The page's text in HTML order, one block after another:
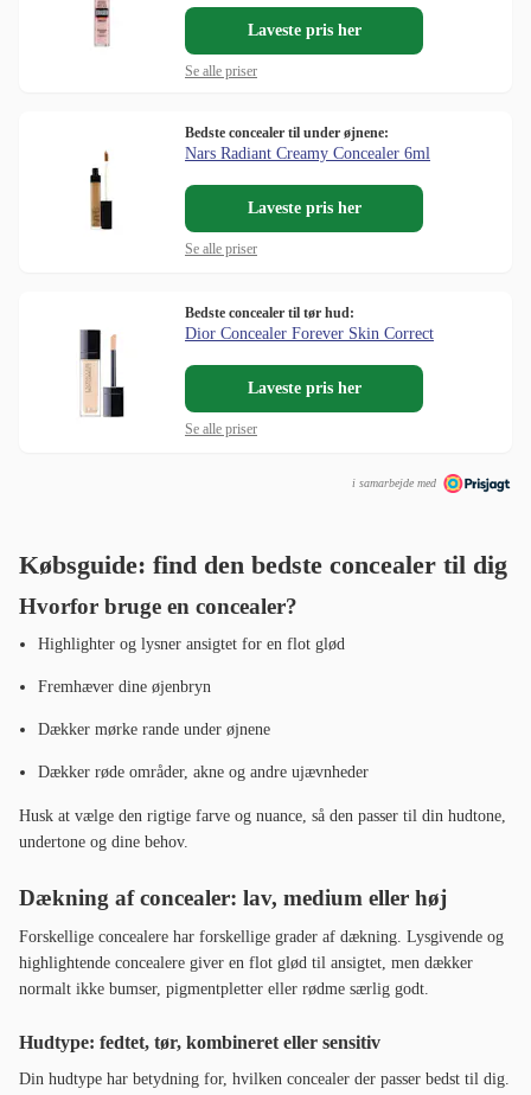
Laveste pris her
Se alle priser
Bedste concealer til under øjnene:
Nars Radiant Creamy Concealer 6ml
Laveste pris her
Se alle priser
Bedste concealer til tør hud:
Dior Concealer Forever Skin Correct
Laveste pris her
Se alle priser
i samarbejde med
Købsguide: find den bedste concealer til dig
Hvorfor bruge en concealer?
Highlighter og lysner ansigtet for en flot glød
Fremhæver dine øjenbryn
Dækker mørke rande under øjnene
Dækker røde områder, akne og andre ujævnheder
Husk at vælge den rigtige farve og nuance, så den passer til din hudtone,
undertone og dine behov.
Dækning af concealer: lav, medium eller høj
Forskellige concealere har forskellige grader af dækning. Lysgivende og
highlightende concealere giver en flot glød til ansigtet, men dækker
normalt ikke bumser, pigmentpletter eller rødme særlig godt.
Hudtype: fedtet, tør, kombineret eller sensitiv
Din hudtype har betydning for, hvilken concealer der passer bedst til dig.